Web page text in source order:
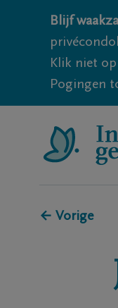
Blijf
Klik niet
Pogingen
← Vorige